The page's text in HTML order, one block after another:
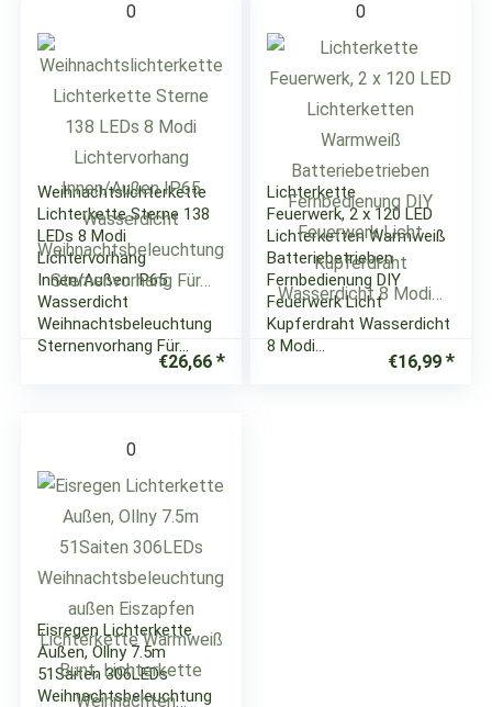
0
Weihnachtslichterkette
Lichterkette Sterne 138
LEDs 8 Modi
Lichtervorhang
Innen/Außen IP65
Wasserdicht
Weihnachtsbeleuchtung
Sternenvorhang Für…
€26,66
0
Lichterkette
Feuerwerk, 2 x 120 LED
Lichterketten Warmweiß
Batteriebetrieben
Fernbedienung DIY
Feuerwerk Licht
Kupferdraht Wasserdicht
8 Modi…
€16,99
0
Eisregen Lichterkette
Außen, Ollny 7.5m
51Saiten 306LEDs
Weihnachtsbeleuchtung